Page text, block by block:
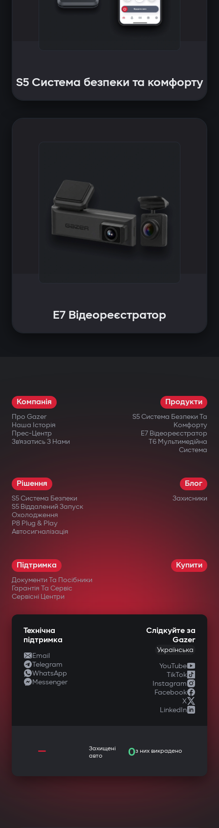
S5 Система безпеки та комфорту
E7 Відеореєстратор
Компанія
Про Gazer
Наша Історія
Прес-Центр
Зв’язатись З Нами
Продукти
S5 Система Безпеки Та
Комфорту
E7 Відеореєстратор
T6 Мультимедійна
Система
Рішення
S5 Система Безпеки
S5 Віддалений Запуск
Охолодження
P8 Plug & Play
Автосигналізація
Блог
Захисники
Підтримка
Документи Та Посібники
Гарантія Та Сервіс
Сервісні Центри
Купити
Технічна
підтримка
Email
Telegram
WhatsApp
Messenger
Слідкуйте за
Gazer
Українська
YouTube
TikTok
Instagram
Facebook
X
LinkedIn
—
Захищені
авто
0з них викрадено